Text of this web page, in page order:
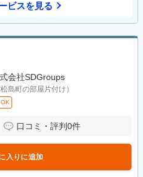
ビスを見る
会社SDGroups
島町の部屋片付け）
OK
口コミ・評判0件
入りに追加